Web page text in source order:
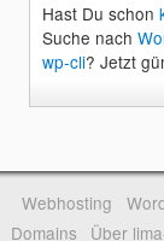
Hast Du schon
Suche nach
wp-cli? Jetzt
Webhosting
Domains
Über